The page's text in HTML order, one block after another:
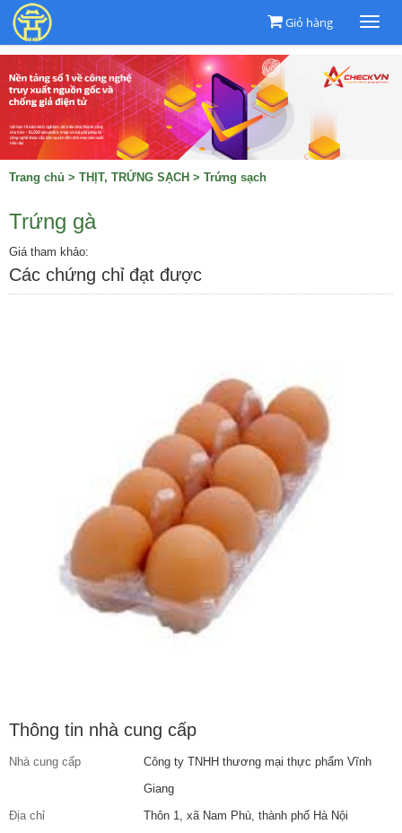
Giỏ hàng
Trang chủ > THỊT, TRỨNG SẠCH > Trứng sạch
Trứng gà
Giá tham khảo:
Các chứng chỉ đạt được
Thông tin nhà cung cấp
Nhà cung cấp
Công ty TNHH thương mại thực phẩm Vĩnh
Giang
Địa chỉ
Thôn 1, xã Nam Phù, thành phố Hà Nội